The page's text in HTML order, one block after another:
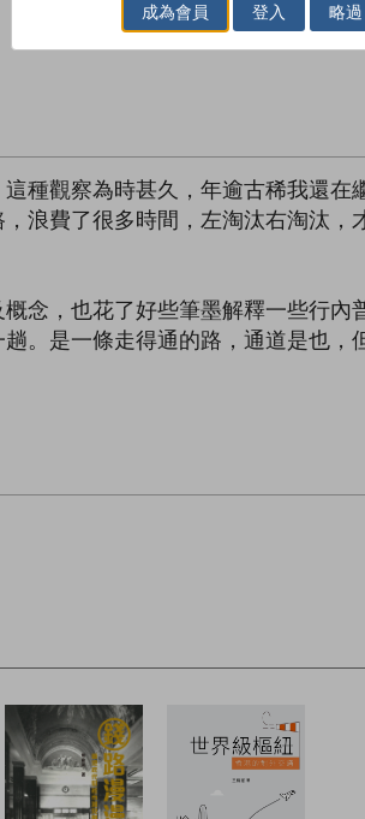
種觀察為時甚久，年逾古稀我還
浪費了很多時間，左淘汰右淘汰
念，也花了好些筆墨解釋一些行
。是一條走得通的路，通道是也，
成為會員 登入 略過